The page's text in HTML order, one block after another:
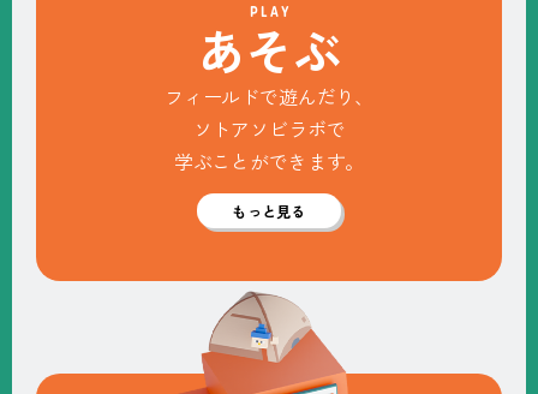
PLAY
あそぶ
フィールドで遊んだり、
ソトアソビラボで
学ぶことができます。
もっと見る